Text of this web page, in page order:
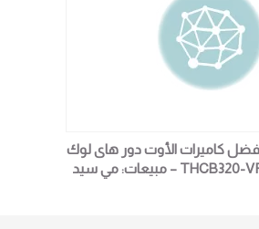
كاميرات الأوت دور هاى لوك
THCB320-VF – مبيعات: مي سيد